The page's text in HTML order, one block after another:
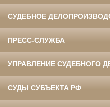
СУДЕБНОЕ
ПРЕСС-СЛУЖБА
УПРАВЛЕНИЕ СУДЕБНОГО
СУДЫ СУБЪЕКТА РФ